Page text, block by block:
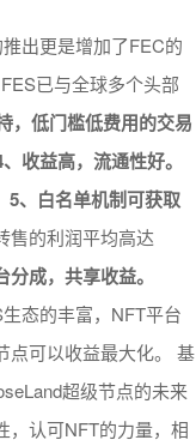
出更是增加了FEC的
FES已与全球多个头部
，低门槛低费用的交易
收益高，流通性好。
5、白名单机制可获取
售的利润平均高达
成，共享收益。
态的丰富，NFT平台
点可以收益最大化。 基
超级节点的未来
，认可NFT的力量，相